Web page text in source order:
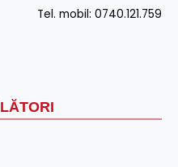
Tel. mobil: 0740.121.759